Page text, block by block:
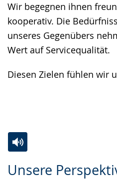
Wir begegnen ihnen
kooperativ. Die
unseres Gegenübers
Wert auf Servicequalität.
Diesen Zielen fühlen wir
Unsere
Leichten
Audio-
Video